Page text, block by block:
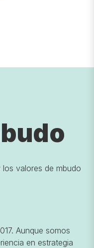
valores de mbudo
Aunque somos
en estrategia